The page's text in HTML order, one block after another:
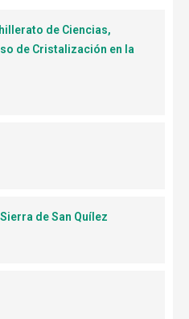
de Ciencias,
de Cristalización en la
de San Quílez